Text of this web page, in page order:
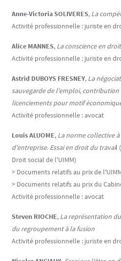
Anne-Victoria SOLIVERES, La
Activité professionnelle : juriste en
Alice MANNES, La conscience en
Activité professionnelle : juriste en
Astrid DUBOYS FRESNEY, La
sauvegarde de l'emploi,
licenciements pour motif
Activité professionnelle : avocat
Louis ALUOME, La norme collective
d'entreprise. Essai en droit du travail
Droit social de l'UIMM)
> Documents relatifs au prix de
> Documents relatifs au prix du
Activité professionnelle : avocat
Steven RIOCHE, La représentation
du regroupement à la fusion
Activité professionnelle : juriste en